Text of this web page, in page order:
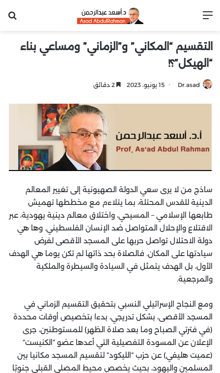
التقسيم “المكاني” و”الزماني” ومساعي بناء
“الهيكل”؟!
Dr.asad 15 يونيو، 2023
ساذج من لا يرى سعي الدولة الصهيونية إلى تغيير المعالم
الدينية للقدس المحتلة، بما يتلاءم مع مخططها تهميش
طابعها الإسلامي – المسيحي، واختلاق معالم دينية يهودية، عبر
الاقتلاع والإحلال المتواصل ضد الإنسان الفلسطيني. وها هي
دولة الاحتلال تواصل حربها على المسجد الأقصى لفرض
سيادتها على المكان. فالصلاة بحد ذاتها لم تكن يوما هي الهدف
الأول، بل الهدف يتمثل في السيادة والسيطرة والملكية
والمرجعية.
ومع النجاح الإسرائيلي النسبي بتحقيق التقسيم الزماني في
المسجد الأقصى، بشكل تدريجي، بدءا بتخصيص أوقات محددة
(في فترتي الصباح وما بعد صلاة الظهر) للمستوطنين، جرى
الإعلان عن المسودة التفصيلية التي أعدها عضو “الكنيست”
(عميت هليفي) عن حزب “الليكود” لتقسيم المسجد مكانيا بين
المسلمين واليهود، بحيث يخصص محيط المصلى القبلي جنوبًا